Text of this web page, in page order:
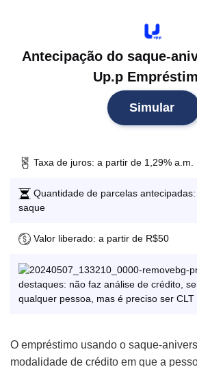
Antecipação do saque-
Up.p
Simular
Taxa de juros: a partir de 1,29% a.m.
Quantidade de parcelas
saque
Valor liberado: a partir de R$50
destaques: não faz análise de crédito,
qualquer pessoa, mas é preciso ser CLT
O empréstimo usando o saque-
modalidade de crédito em que a